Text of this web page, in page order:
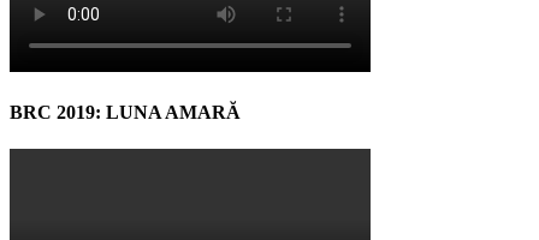
BRC 2019: LUNA AMARĂ